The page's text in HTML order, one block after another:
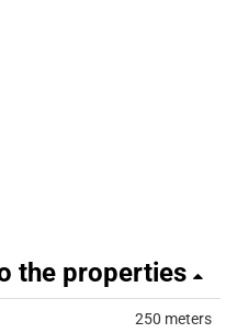
the properties
250 meters